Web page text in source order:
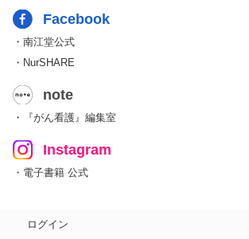
Facebook
・南江堂公式
・NurSHARE
note
・『がん看護』編集室
Instagram
・電子書籍 公式
ログイン